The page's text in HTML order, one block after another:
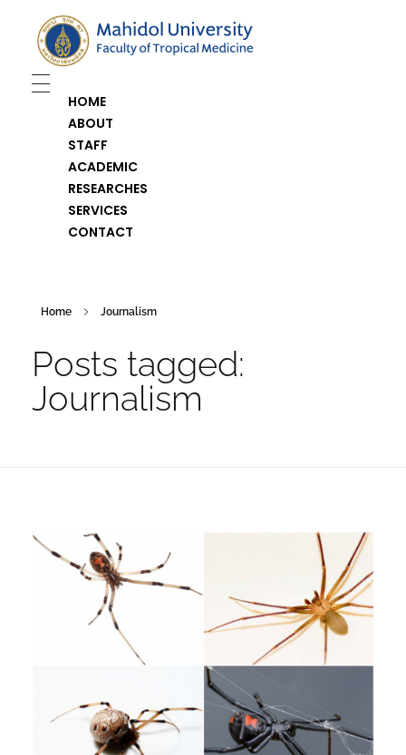
Department of Medical Entomology
Just another Faculty of Tropical Medicine Sites site
HOME
ABOUT
STAFF
ACADEMIC
RESEARCHES
SERVICES
CONTACT
Home Journalism
Posts tagged:
Journalism